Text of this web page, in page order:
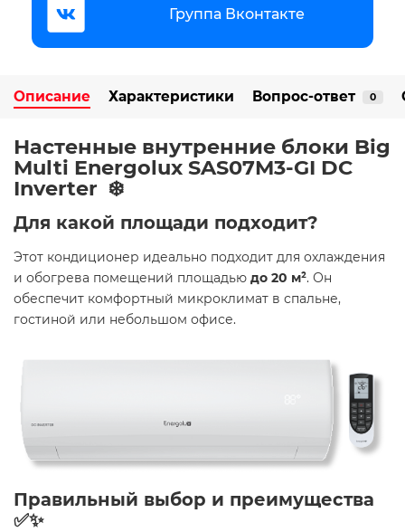
Группа Вконтакте
Описание Характеристики Вопрос-ответ 0
Настенные внутренние блоки Big
Multi Energolux SAS07M3-GI DC
Inverter ️❄️
Для какой площади подходит?
Этот кондиционер идеально подходит для охлаждения
и обогрева помещений площадью до 20 м². Он
обеспечит комфортный микроклимат в спальне,
гостиной или небольшом офисе.
Правильный выбор и преимущества
✅✨